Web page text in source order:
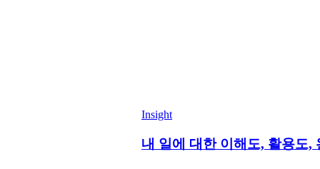
Insight
내 일에 대한 이해도, 활용도,